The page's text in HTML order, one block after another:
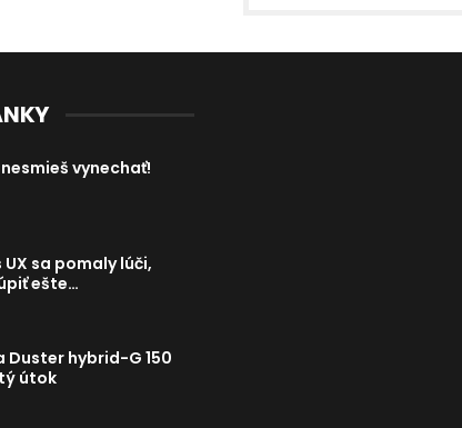
vynechať!
UX sa pomaly lúči,
ešte…
Duster hybrid-G 150
útok